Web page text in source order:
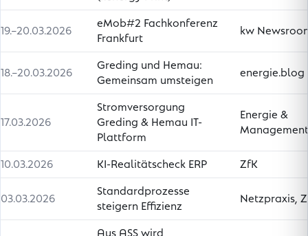
19.–20.03.2026
eMob#2 Fachkonferenz
Frankfurt
kw
18.–20.03.2026
Greding und Hemau:
Gemeinsam umsteigen
energie.blog
17.03.2026
Stromversorgung
Greding & Hemau IT-
Plattform
Energie &
Management
10.03.2026 KI-Realitätscheck ERP ZfK
03.03.2026
Standardprozesse
steigern Effizienz
Netzpraxis,
Aus ASS wird